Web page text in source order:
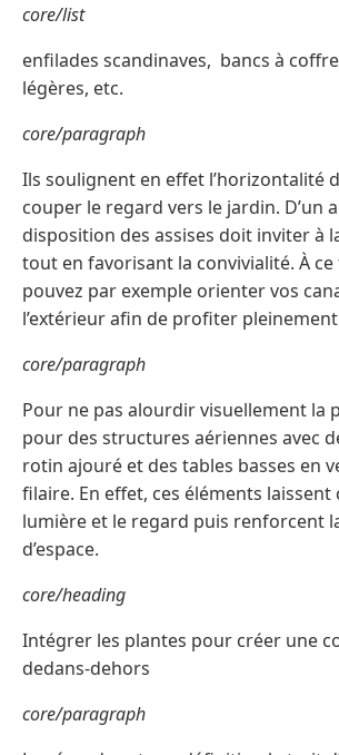
core/list
enfilades scandinaves, bancs à
légères, etc.
core/paragraph
Ils soulignent en effet l’horizontalité
couper le regard vers le jardin. D’un
disposition des assises doit inviter à
tout en favorisant la convivialité. À
pouvez par exemple orienter vos
l’extérieur afin de profiter
core/paragraph
Pour ne pas alourdir visuellement la
pour des structures aériennes avec
rotin ajouré et des tables basses en
filaire. En effet, ces éléments laissent
lumière et le regard puis renforcent
d’espace.
core/heading
Intégrer les plantes pour créer une
dedans-dehors
core/paragraph